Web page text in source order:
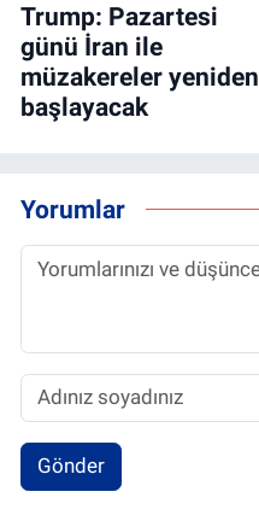
Trump: Pazartesi
günü İran ile
müzakereler yeniden
başlayacak
Yorumlar
Gönder